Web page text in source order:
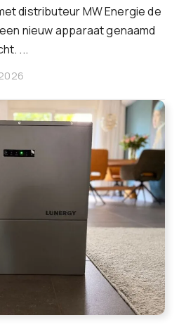
distributeur MW Energie de
nieuw apparaat genaamd
...